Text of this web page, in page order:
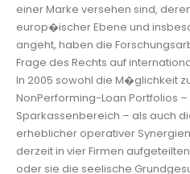
einer Marke versehen sind,
europ�ischer Ebene und
angeht, haben die
Frage des Rechts auf
In 2005 sowohl die M�glichkeit
NonPerforming-Loan Portfolios
Sparkassenbereich – als auch
erheblicher operativer
derzeit in vier Firmen
oder sie die seelische